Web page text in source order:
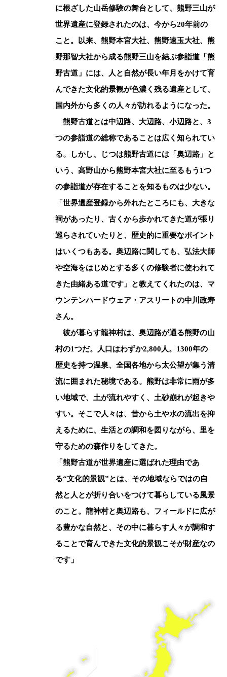
に根ざした山岳修験の舞台として、熊野三山が
世界遺産に登録されたのは、今から20年前の
こと。以来、熊野本宮大社、熊野速玉大社、熊
野那智大社から成る熊野三山を結ぶ参詣道「熊
野古道」には、人と自然が長い年月をかけて育
んできた文化的景観が色濃く残る遺産として、
国内外から多くの人々が訪れるようになった。
熊野古道とは中辺路、大辺路、小辺路と、3
つの参詣道の総称であることは広く知られてい
る。しかし、じつは熊野古道には「奥辺路」と
いう、高野山から熊野本宮大社に至るもう1つ
の参詣道が存在することを知るものは少ない。
「世界遺産登録から外れたところにも、大きな
祠があったり、古くから歩かれてきた道が張り
巡らされていたりと、歴史的に重要なポイント
はいくつもある。奥辺路に関しても、弘法大師
や空海をはじめとする多くの修験者に使われて
きた由緒ある道です」と教えてくれたのは、マ
ウンテンハードウェア・アスリートの中川政寿
さん。
彼が暮らす龍神村は、奥辺路が通る熊野の山
村の1つだ。人口はわずか2,800人。1300年の
歴史を持つ温泉、全国各地から太公望が集う清
流に囲まれた秘境である。熊野は非常に雨が多
い地域で、土が流れやすく、土砂崩れが起きや
すい。そこで人々は、昔から土や水の流出を抑
えるために、生活との調和を図りながら、里を
守るための森作りをしてきた。
「熊野古道が世界遺産に選ばれた理由であ
る“文化的景観”とは、その地域ならではの自
然と人とが折り合いをつけて暮らしている風景
のこと。龍神村と奥辺路も、フィールドに広が
る豊かな自然と、その中に暮らす人々が調和す
ることで育んできた文化的景観こそが財産なの
です」